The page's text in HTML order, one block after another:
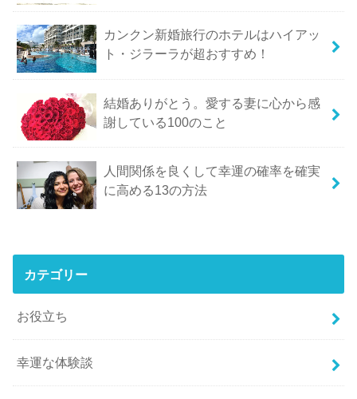
カンクン新婚旅行のホテルはハイアッ
ト・ジラーラが超おすすめ！
結婚ありがとう。愛する妻に心から感
謝している100のこと
人間関係を良くして幸運の確率を確実
に高める13の方法
カテゴリー
お役立ち
幸運な体験談